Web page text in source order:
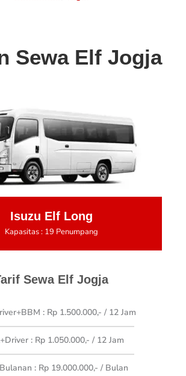
Sewa Elf Jogja
Isuzu Elf Long
Kapasitas : 19 Penumpang
Sewa Elf Jogja
: Rp 1.500.000,- / 12 Jam
: Rp 1.050.000,- / 12 Jam
: Rp 19.000.000,- / Bulan